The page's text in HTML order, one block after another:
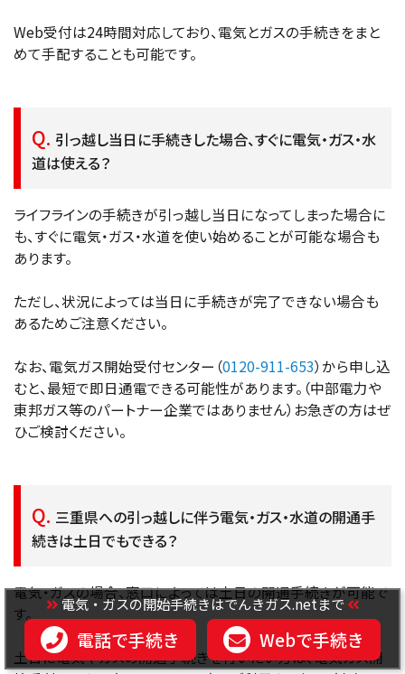
Web受付は24時間対応しており、電気とガスの手続きをまと
めて手配することも可能です。
引っ越し当日に手続きした場合、すぐに電気・ガス・水
道は使える？
ライフラインの手続きが引っ越し当日になってしまった場合に
も、すぐに電気・ガス・水道を使い始めることが可能な場合も
あります。
ただし、状況によっては当日に手続きが完了できない場合も
あるためご注意ください。
なお、電気ガス開始受付センター（0120-911-653）から申し込
むと、最短で即日通電できる可能性があります。（中部電力や
東邦ガス等のパートナー企業ではありません）お急ぎの方はぜ
ひご検討ください。
三重県への引っ越しに伴う電気・ガス・水道の開通手
続きは土日でもできる？
電気・ガスの場合、窓口によっては土日の開通手続きが可能で
す。
土日に電気やガスの開通手続きを行いたい方は、電気ガス開
電気・ガスの開始手続きはでんきガス.netまで
電話で手続き Webで手続き